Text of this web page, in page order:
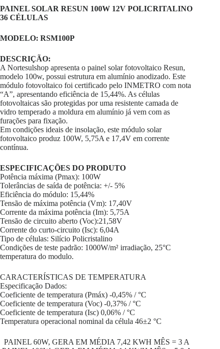
PAINEL SOLAR RESUN 100W 12V POLICRITALINO
36 CÉLULAS
MODELO: RSM100P
DESCRIÇÃO:
A Nortesulshop apresenta o painel solar fotovoltaico Resun,
modelo 100w, possui estrutura em alumínio anodizado. Este
módulo fotovoltaico foi certificado pelo INMETRO com nota
“A”, apresentando eficiência de 15,44%. As células
fotovoltaicas são protegidas por uma resistente camada de
vidro temperado a moldura em alumínio já vem com as
furações para fixação.
Em condições ideais de insolação, este módulo solar
fotovoltaico produz 100W, 5,75A e 17,4V em corrente
contínua.
ESPECIFICAÇÕES DO PRODUTO
Potência máxima (Pmax): 100W
Tolerâncias de saída de potência: +/- 5%
Eficiência do módulo: 15,44%
Tensão de máxima potência (Vm): 17,40V
Corrente da máxima potência (Im): 5,75A
Tensão de circuito aberto (Voc):21,58V
Corrente do curto-circuito (Isc): 6,04A
Tipo de células: Silício Policristalino
Condições de teste padrão: 1000W/m² irradiação, 25°C
temperatura do modulo.
CARACTERÍSTICAS DE TEMPERATURA
Especificação Dados:
Coeficiente de temperatura (Pmáx) -0,45% / °C
Coeficiente de temperatura (Voc) -0,37% / °C
Coeficiente de temperatura (Isc) 0,06% / °C
Temperatura operacional nominal da célula 46±2 °C
PAINEL 60W, GERA EM MÉDIA 7,42 KWH MÊS = 3 A